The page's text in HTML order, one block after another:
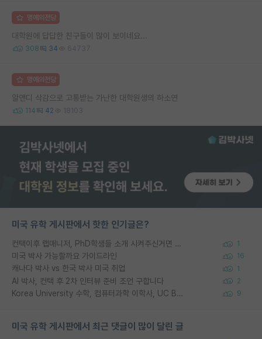
명예의전당
대학원에 답답한 친구들이 많이 보이네요...
308 34 64737
명예의전당
알앤디 삭감으로 고통받는 가난한 대학원생의 하소연
114 42 18103
미국 유학 게시판에서 핫한 인기글은?
컨택이후 랩매니저, PhD학생들 소개 시켜주신거면 거의 컨펌에 가깝나요? 1
미국 박사 가능할까요 가이드라인 16
캐나다 박사 vs 한국 박사 미국 취업 1
AI 박사, 컨택 후 2차 인터뷰 준비 조언 구합니다 2
Korea University 수학, 컴퓨터과학 이학사, UC Berkeley 산업공학 대학원 공학박사가 되는 것은 쉽지 않겠죠? 9
미국 유학 게시판에서 최근 댓글이 많이 달린 글